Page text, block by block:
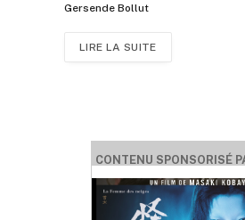
Gersende Bollut
LIRE LA SUITE
CONTENU SPONSORISÉ